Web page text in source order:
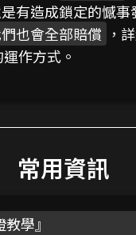
有造成鎖定的憾事
也會全部賠償 ，
作方式。
常用資訊
教學』